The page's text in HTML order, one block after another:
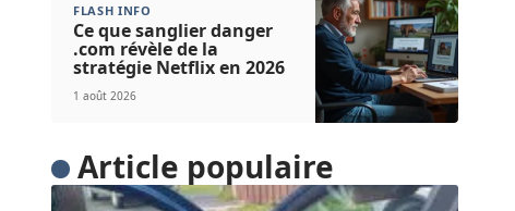
FLASH INFO
Ce que sanglier danger
.com révèle de la
stratégie Netflix en 2026
1 août 2026
Article populaire